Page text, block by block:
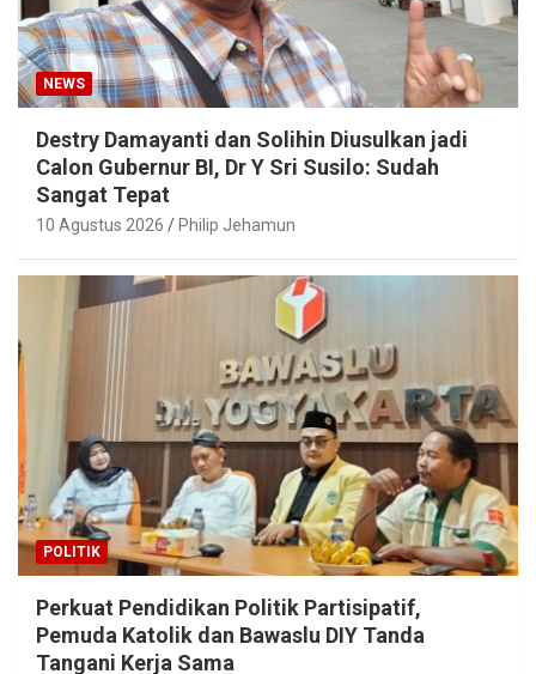
NEWS
Destry Damayanti dan Solihin Diusulkan jadi
Calon Gubernur BI, Dr Y Sri Susilo: Sudah
Sangat Tepat
10 Agustus 2026 Philip Jehamun
POLITIK
Perkuat Pendidikan Politik Partisipatif,
Pemuda Katolik dan Bawaslu DIY Tanda
Tangani Kerja Sama